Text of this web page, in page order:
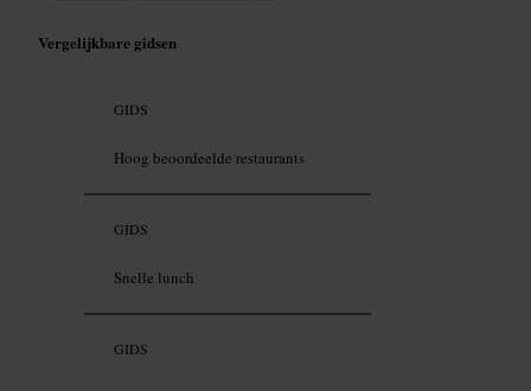
Vergelijkbare gidsen
GIDS
Hoog beoordeelde restaurants
GIDS
Snelle lunch
GIDS